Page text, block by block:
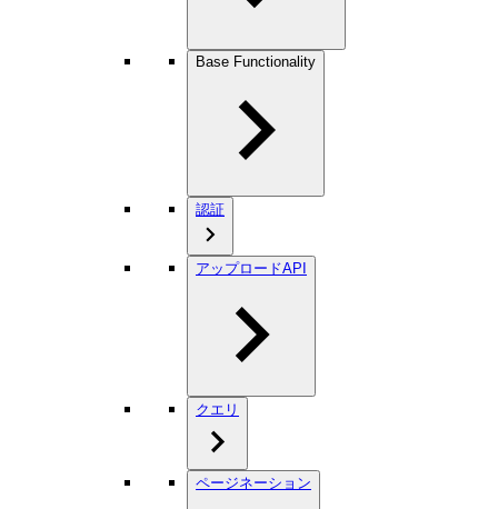
Base Functionality
認証
アップロードAPI
クエリ
ページネーション